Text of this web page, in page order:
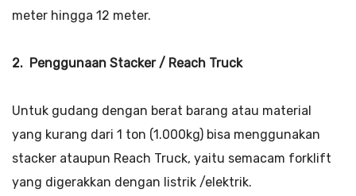
meter hingga 12 meter.
2. Penggunaan Stacker / Reach Truck
Untuk gudang dengan berat barang atau material
yang kurang dari 1 ton (1.000kg) bisa menggunakan
stacker ataupun Reach Truck, yaitu semacam forklift
yang digerakkan dengan listrik /elektrik.